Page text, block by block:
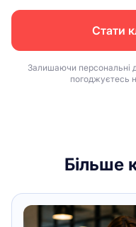
Стати
Залишаючи персональні
погоджуєтесь
Більше